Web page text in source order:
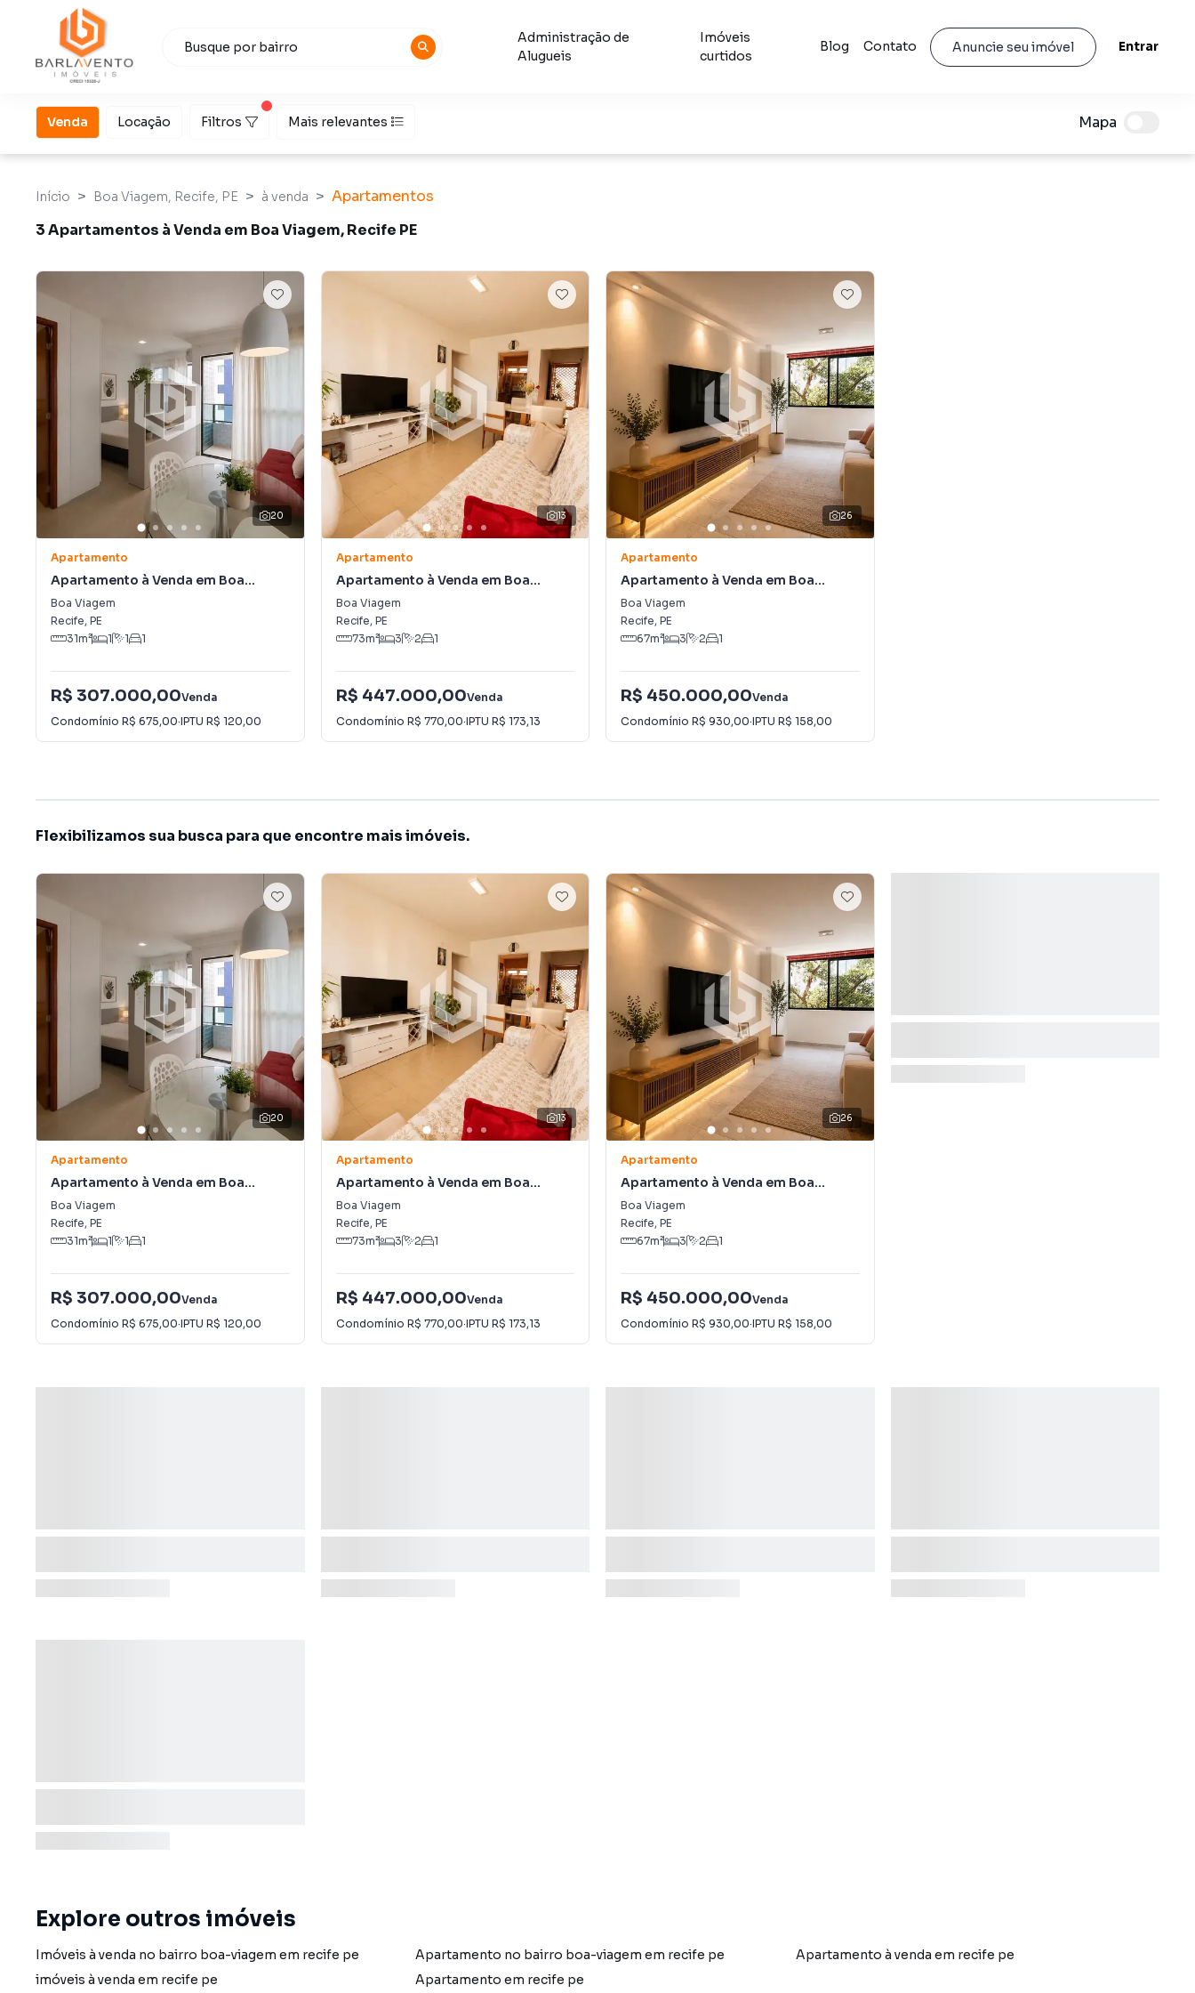
Administração de
Alugueis
Imóveis
curtidos
Blog Contato Anuncie seu imóvel Entrar
Venda Locação Filtros Mais relevantes Mapa
Início Boa Viagem, Recife, PE à venda
Apartamentos
3 Apartamentos à Venda em Boa Viagem, Recife PE
20
Apartamento
Apartamento à Venda em Boa
Viagem
Boa Viagem
Recife, PE
31m² 1 1 1
R$ 307.000,00Venda
Condomínio R$ 675,00·IPTU R$ 120,00
13
Apartamento
Apartamento à Venda em Boa
Viagem
Boa Viagem
Recife, PE
73m² 3 2 1
R$ 447.000,00Venda
Condomínio R$ 770,00·IPTU R$ 173,13
26
Apartamento
Apartamento à Venda em Boa
Viagem
Boa Viagem
Recife, PE
67m² 3 2 1
R$ 450.000,00Venda
Condomínio R$ 930,00·IPTU R$ 158,00
Flexibilizamos sua busca para que encontre mais imóveis.
20
Apartamento
Apartamento à Venda em Boa
Viagem
Boa Viagem
Recife, PE
31m² 1 1 1
R$ 307.000,00Venda
Condomínio R$ 675,00·IPTU R$ 120,00
13
Apartamento
Apartamento à Venda em Boa
Viagem
Boa Viagem
Recife, PE
73m² 3 2 1
R$ 447.000,00Venda
Condomínio R$ 770,00·IPTU R$ 173,13
26
Apartamento
Apartamento à Venda em Boa
Viagem
Boa Viagem
Recife, PE
67m² 3 2 1
R$ 450.000,00Venda
Condomínio R$ 930,00·IPTU R$ 158,00
Explore outros imóveis
Imóveis à venda no bairro boa-viagem em recife pe Apartamento no bairro boa-viagem em recife pe
Apartamento à venda em recife pe
imóveis à venda em recife pe
Apartamento em recife pe